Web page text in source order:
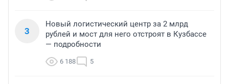
3
Новый логистический центр за 2 млрд
рублей и мост для него отстроят в Кузбассе
— подробности
6 188 5